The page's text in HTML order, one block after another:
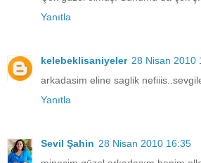
Yanıtla
kelebeklisaniyeler 28 Nisan 2010
arkadasim eline saglik
Yanıtla
Sevil Şahin 28 Nisan 2010 16:35